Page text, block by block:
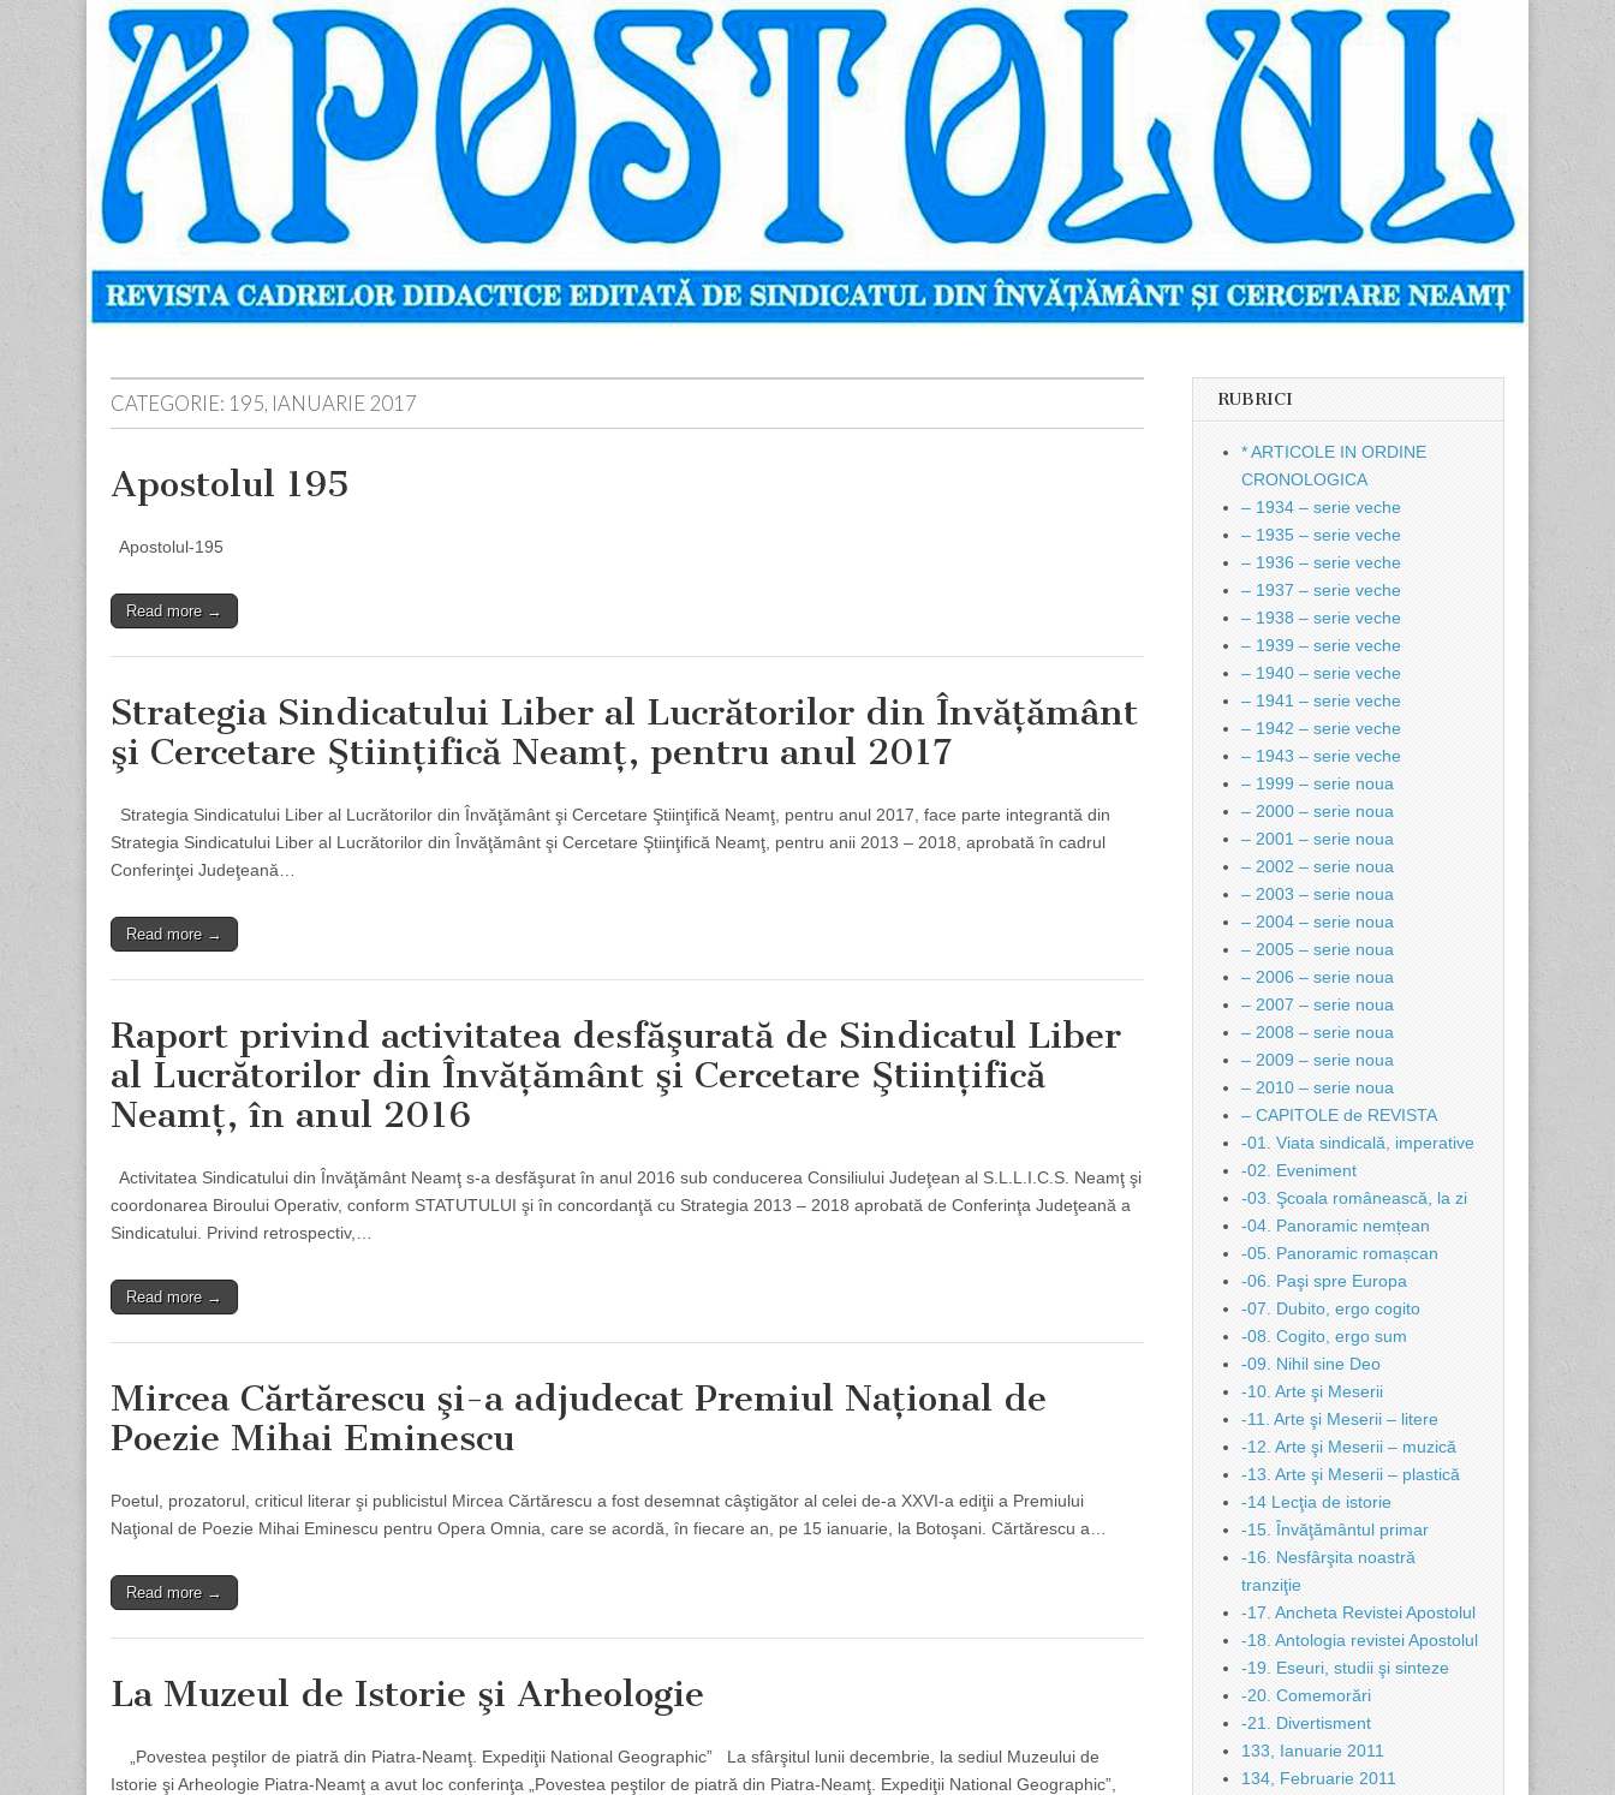
Apostolul
Revista
cadrelor
didactice
din
judetul
Neamt
menu
content
CATEGORIE: 195, IANUARIE 2017
Apostolul 195
Apostolul-195
Read more →
Strategia Sindicatului Liber al Lucrătorilor din Învăţământ
şi Cercetare Ştiinţifică Neamţ, pentru anul 2017
Strategia Sindicatului Liber al Lucrătorilor din Învăţământ şi Cercetare Ştiinţifică Neamţ, pentru anul 2017, face parte integrantă din
Strategia Sindicatului Liber al Lucrătorilor din Învăţământ şi Cercetare Ştiinţifică Neamţ, pentru anii 2013 – 2018, aprobată în cadrul
Conferinţei Judeţeană…
Read more →
Raport privind activitatea desfăşurată de Sindicatul Liber
al Lucrătorilor din Învăţământ şi Cercetare Ştiinţifică
Neamţ, în anul 2016
Activitatea Sindicatului din Învăţământ Neamţ s-a desfăşurat în anul 2016 sub conducerea Consiliului Judeţean al S.L.L.I.C.S. Neamţ şi
coordonarea Biroului Operativ, conform STATUTULUI şi în concordanţă cu Strategia 2013 – 2018 aprobată de Conferinţa Judeţeană a
Sindicatului. Privind retrospectiv,…
Read more →
Mircea Cărtărescu şi-a adjudecat Premiul Naţional de
Poezie Mihai Eminescu
Poetul, prozatorul, criticul literar şi publicistul Mircea Cărtărescu a fost desemnat câştigător al celei de-a XXVI-a ediţii a Premiului
Naţional de Poezie Mihai Eminescu pentru Opera Omnia, care se acordă, în fiecare an, pe 15 ianuarie, la Botoşani. Cărtărescu a…
Read more →
La Muzeul de Istorie şi Arheologie
„Povestea peştilor de piatră din Piatra-Neamţ. Expediţii National Geographic” La sfârşitul lunii decembrie, la sediul Muzeului de
Istorie şi Arheologie Piatra-Neamţ a avut loc conferinţa „Povestea peştilor de piatră din Piatra-Neamţ. Expediţii National Geographic”,
RUBRICI
* ARTICOLE IN ORDINE
CRONOLOGICA
– 1934 – serie veche
– 1935 – serie veche
– 1936 – serie veche
– 1937 – serie veche
– 1938 – serie veche
– 1939 – serie veche
– 1940 – serie veche
– 1941 – serie veche
– 1942 – serie veche
– 1943 – serie veche
– 1999 – serie noua
– 2000 – serie noua
– 2001 – serie noua
– 2002 – serie noua
– 2003 – serie noua
– 2004 – serie noua
– 2005 – serie noua
– 2006 – serie noua
– 2007 – serie noua
– 2008 – serie noua
– 2009 – serie noua
– 2010 – serie noua
– CAPITOLE de REVISTA
-01. Viata sindicală, imperative
-02. Eveniment
-03. Şcoala românească, la zi
-04. Panoramic nemțean
-05. Panoramic romașcan
-06. Paşi spre Europa
-07. Dubito, ergo cogito
-08. Cogito, ergo sum
-09. Nihil sine Deo
-10. Arte şi Meserii
-11. Arte şi Meserii – litere
-12. Arte şi Meserii – muzică
-13. Arte şi Meserii – plastică
-14 Lecţia de istorie
-15. Învăţământul primar
-16. Nesfârşita noastră
tranziţie
-17. Ancheta Revistei Apostolul
-18. Antologia revistei Apostolul
-19. Eseuri, studii şi sinteze
-20. Comemorări
-21. Divertisment
133, Ianuarie 2011
134, Februarie 2011